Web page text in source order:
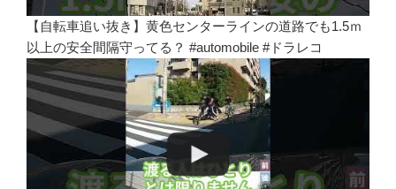
【自転車追い抜き】黄色センターラインの道路でも1.5ｍ
以上の安全間隔守ってる？ #automobile #ドラレコ